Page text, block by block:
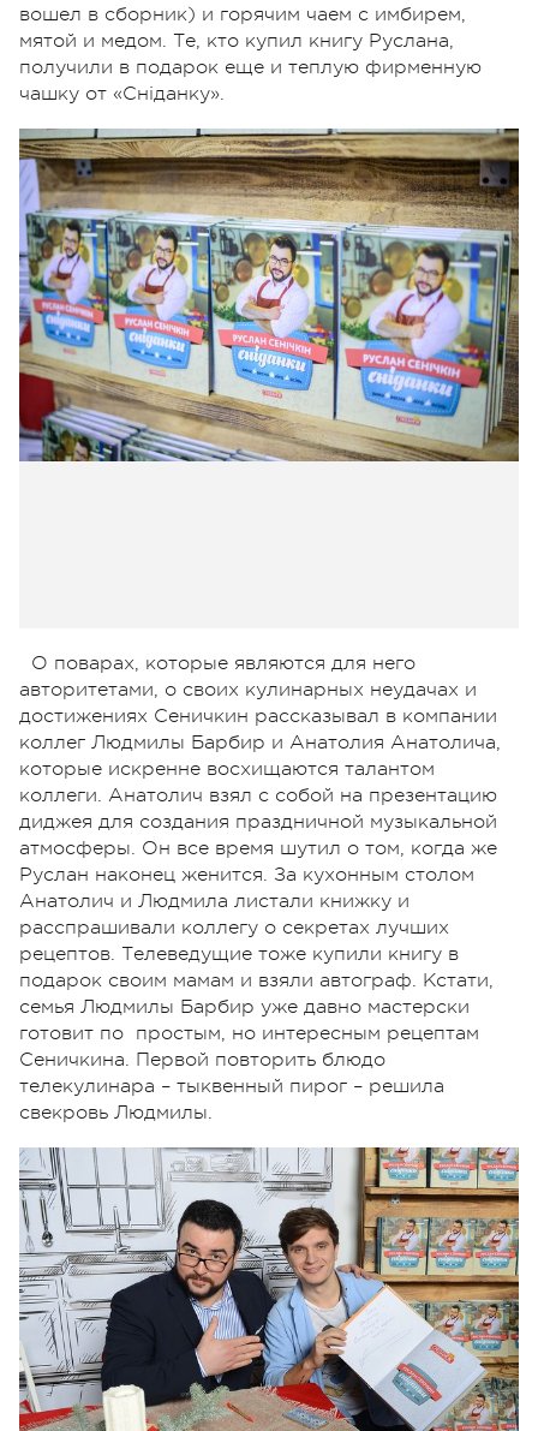
вошел в сборник) и горячим чаем с имбирем,
мятой и медом. Те, кто купил книгу Руслана,
получили в подарок еще и теплую фирменную
чашку от «Сніданку».
О поварах, которые являются для него
авторитетами, о своих кулинарных неудачах и
достижениях Сеничкин рассказывал в компании
коллег Людмилы Барбир и Анатолия Анатолича,
которые искренне восхищаются талантом
коллеги. Анатолич взял с собой на презентацию
диджея для создания праздничной музыкальной
атмосферы. Он все время шутил о том, когда же
Руслан наконец женится. За кухонным столом
Анатолич и Людмила листали книжку и
расспрашивали коллегу о секретах лучших
рецептов. Телеведущие тоже купили книгу в
подарок своим мамам и взяли автограф. Кстати,
семья Людмилы Барбир уже давно мастерски
готовит по простым, но интересным рецептам
Сеничкина. Первой повторить блюдо
телекулинара – тыквенный пирог – решила
свекровь Людмилы.